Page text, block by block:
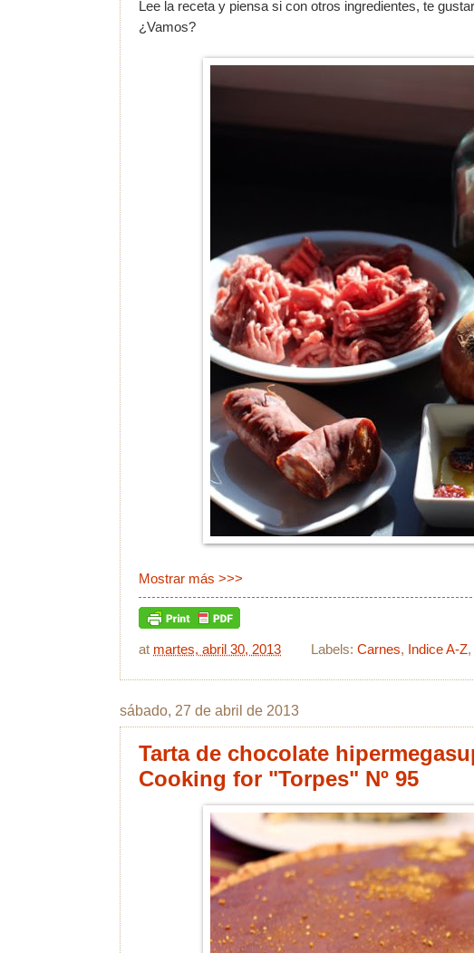
Lee la receta y piensa si con otros ingredientes, te
¿Vamos?
Mostrar más >>>
at martes, abril 30, 2013 Labels:Carnes, Indice A-Z,
sábado, 27 de abril de 2013
Tarta de chocolate
Cooking for "Torpes" Nº 95